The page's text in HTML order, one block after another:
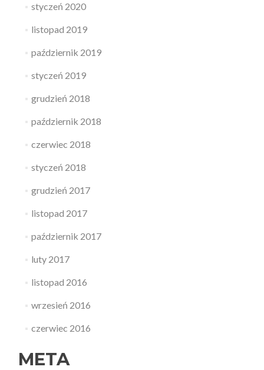
styczeń 2020
listopad 2019
październik 2019
styczeń 2019
grudzień 2018
październik 2018
czerwiec 2018
styczeń 2018
grudzień 2017
listopad 2017
październik 2017
luty 2017
listopad 2016
wrzesień 2016
czerwiec 2016
META